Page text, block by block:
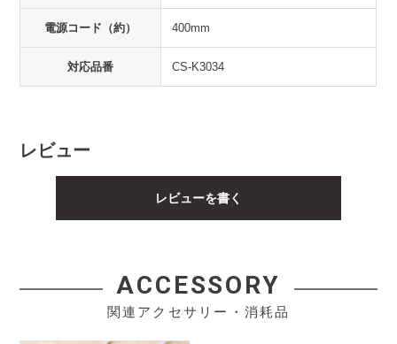
電源コード（約） 400mm
対応品番 CS-K3034
レビュー
レビューを書く
ACCESSORY
関連アクセサリー・消耗品